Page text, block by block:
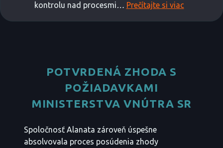
kontrolu nad procesmi… Prečítajte si viac
POTVRDENÁ ZHODA S
POŽIADAVKAMI
MINISTERSTVA VNÚTRA SR
Spoločnosť Alanata zároveň úspešne
absolvovala proces posúdenia zhody